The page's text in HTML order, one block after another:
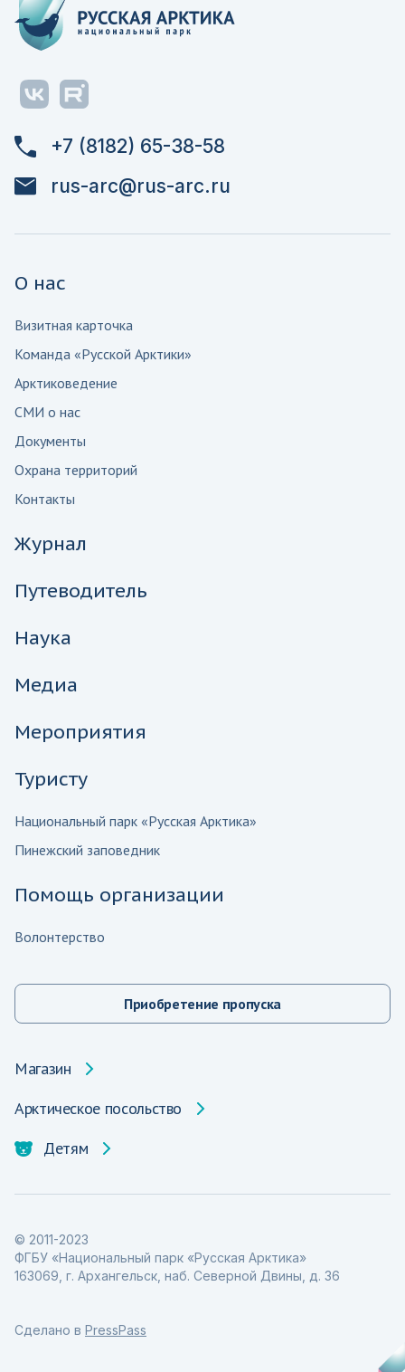
+7 (8182) 65-38-58
rus-arc@rus-arc.ru
О нас
Визитная карточка
Команда «Русской Арктики»
Арктиковедение
СМИ о нас
Документы
Охрана территорий
Контакты
Журнал
Путеводитель
Наука
Медиа
Мероприятия
Туристу
Национальный парк «Русская Арктика»
Пинежский заповедник
Помощь организации
Волонтерство
Приобретение пропуска
Магазин
Арктическое посольство
Детям
© 2011-2023
ФГБУ «Национальный парк «Русская Арктика»
163069, г. Архангельск, наб. Северной Двины, д. 36
Сделано в PressPass